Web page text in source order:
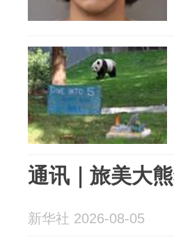
通讯｜旅美大
新华社 2026-08-05